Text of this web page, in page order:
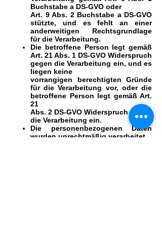
Buchstabe a DS-GVO oder
Art. 9 Abs. 2 Buchstabe a DS-GVO
stützte, und es fehlt an einer
anderweitigen Rechtsgrundlage
für die Verarbeitung.
Die betroffene Person legt gemäß
Art. 21 Abs. 1 DS-GVO Widerspruch
gegen die Verarbeitung ein, und es
liegen keine
vorrangigen berechtigten Gründe
für die Verarbeitung vor, oder die
betroffene Person legt gemäß Art.
21
Abs. 2 DS-GVO Widerspruch gegen
die Verarbeitung ein.
Die personenbezogenen Daten
wurden unrechtmäßig verarbeitet.